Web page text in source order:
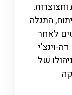
התגלה
לאחר
וינצ'י
של